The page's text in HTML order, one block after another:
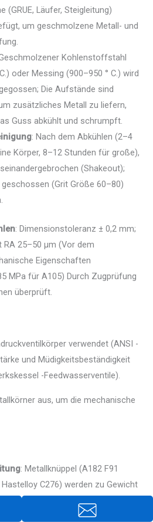
(GRUE, Läufer, Steigleitung)
um geschmolzene Metall- und
Kohlenstoffstahl
oder Messing (900–950 ° C.) wird
Die Aufstände sind
zusätzliches Metall zu liefern,
Guss abkühlt und schrumpft.
: Nach dem Abkühlen (2–4
Körper, 8–12 Stunden für große),
(Shakeout);
(Grit Größe 60–80)
: Dimensionstoleranz ± 0,2 mm;
RA 25–50 μm (Vor dem
Eigenschaften
MPa für A105) Durch Zugprüfung
überprüft.
verwendet (ANSI -
und Müdigkeitsbeständigkeit
-Feedwasserventile).
aus, um die mechanische
: Metallknüppel (A182 F91
Hastelloy C276) werden zu Gewicht
Überschuss, um den Verlust
auf 1.100–1.300 ° C erhitzt